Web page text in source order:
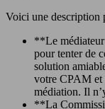
Voici une description
**Le
pour tenter de
solution
votre CPAM et
médiation. Il
**La